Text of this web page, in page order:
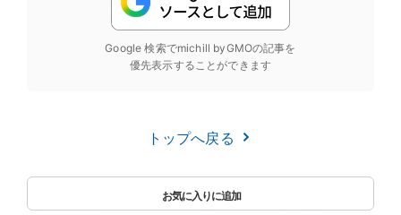
Google 検索でmichill byGMOの記事を
優先表示することができます
トップへ戻る